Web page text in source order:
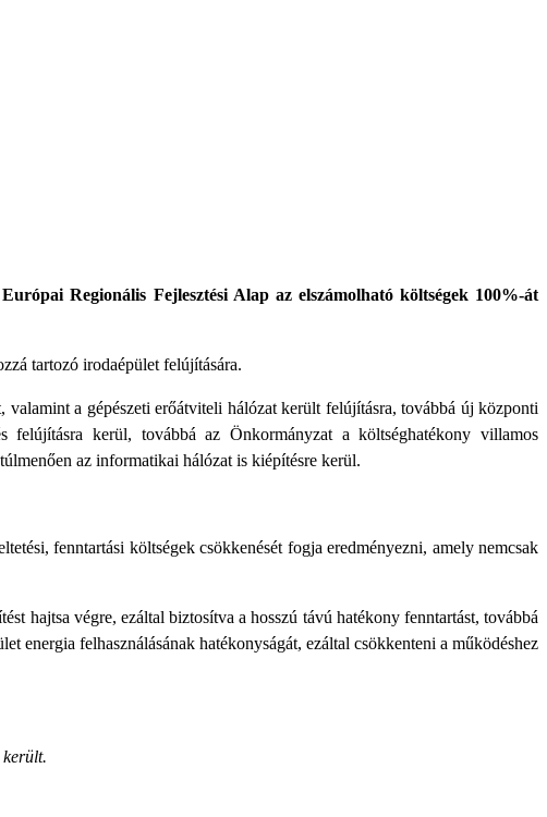
Regionális Fejlesztési Alap az elszámolható költségek 100%-át
tartozó irodaépület felújítására.
a gépészeti erőátviteli hálózat került felújításra, továbbá új központi
felújításra kerül, továbbá az Önkormányzat a költséghatékony villamos
az informatikai hálózat is kiépítésre kerül.
fenntartási költségek csökkenését fogja eredményezni, amely nemcsak
hajtsa végre, ezáltal biztosítva a hosszú távú hatékony fenntartást, továbbá
energia felhasználásának hatékonyságát, ezáltal csökkenteni a működéshez